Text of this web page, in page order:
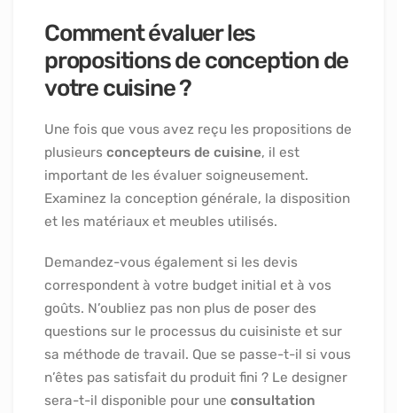
Comment évaluer les
propositions de conception de
votre cuisine ?
Une fois que vous avez reçu les propositions de
plusieurs concepteurs de cuisine, il est
important de les évaluer soigneusement.
Examinez la conception générale, la disposition
et les matériaux et meubles utilisés.
Demandez-vous également si les devis
correspondent à votre budget initial et à vos
goûts. N’oubliez pas non plus de poser des
questions sur le processus du cuisiniste et sur
sa méthode de travail. Que se passe-t-il si vous
n’êtes pas satisfait du produit fini ? Le designer
sera-t-il disponible pour une consultation